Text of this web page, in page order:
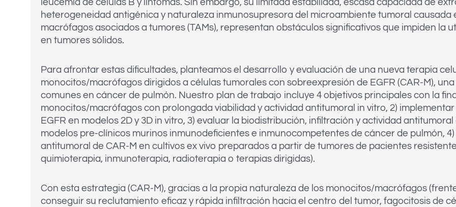
heterogeneidad antigénica y naturaleza inmunosupresora del microambiente tumoral causada
macrófagos asociados a tumores (TAMs), representan obstáculos significativos que impiden la
en tumores sólidos.
Para afrontar estas dificultades, planteamos el desarrollo y evaluación de una nueva terapia
monocitos/macrófagos dirigidos a células tumorales con sobreexpresión de EGFR (CAR-M),
comunes en cáncer de pulmón. Nuestro plan de trabajo incluye 4 objetivos principales con la
monocitos/macrófagos con prolongada viabilidad y actividad antitumoral in vitro, 2)
EGFR en modelos 2D y 3D in vitro, 3) evaluar la biodistribución, infiltración y actividad
modelos pre-clínicos murinos inmunodeficientes e inmunocompetentes de cáncer de pulmón,
antitumoral de CAR-M en cultivos ex vivo preparados a partir de tumores de pacientes
quimioterapia, inmunoterapia, radioterapia o terapias dirigidas).
Con esta estrategia (CAR-M), gracias a la propia naturaleza de los monocitos/macrófagos
conseguir su reclutamiento eficaz y rápida infiltración hacia el centro del tumor, fagocitosis de